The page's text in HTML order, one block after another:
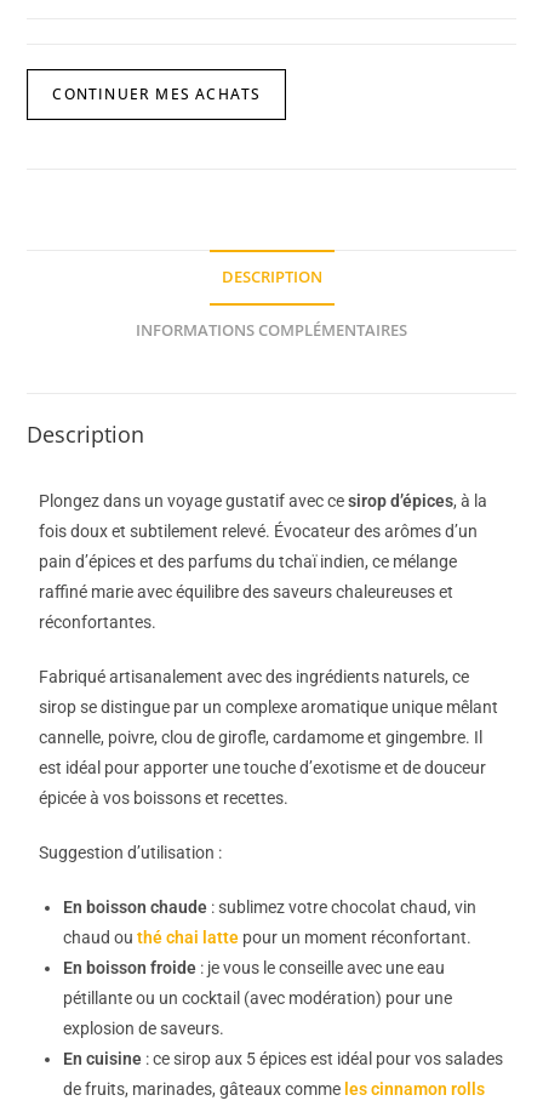
CONTINUER MES ACHATS
DESCRIPTION
INFORMATIONS COMPLÉMENTAIRES
Description
Plongez dans un voyage gustatif avec cesirop d’épices, à la
fois doux et subtilement relevé. Évocateur des arômes d’un
pain d’épices et des parfums du tchaï indien, ce mélange
raffiné marie avec équilibre des saveurs chaleureuses et
réconfortantes.
Fabriqué artisanalement avec des ingrédients naturels, ce
sirop se distingue par un complexe aromatique unique mêlant
cannelle, poivre, clou de girofle, cardamome et gingembre. Il
est idéal pour apporter une touche d’exotisme et de douceur
épicée à vos boissons et recettes.
Suggestion d’utilisation :
En boisson chaude : sublimez votre chocolat chaud, vin
chaud outhé chai latte pour un moment réconfortant.
En boisson froide : je vous le conseille avec une eau
pétillante ou un cocktail (avec modération) pour une
explosion de saveurs.
En cuisine : ce sirop aux 5 épices est idéal pour vos salades
de fruits, marinades, gâteaux comme les cinnamon rolls